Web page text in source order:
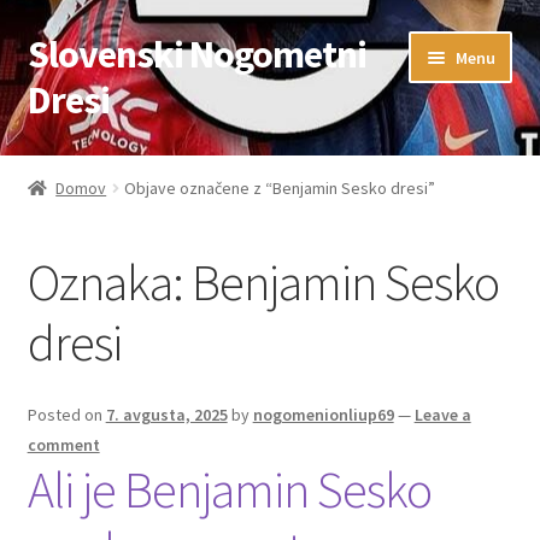
Skip
to
navigation
Skip
to
content
Slovenski Nogometni
Dresi
Menu
Domov
FAQs
Kontaktiraj nas
Košarica
Moj račun
Domov Objave označene z “Benjamin Sesko dresi”
Oznaka: Benjamin Sesko
dresi
Posted on 7. avgusta, 2025by nogomenionliup69— Leave a
comment
Ali je Benjamin Sesko